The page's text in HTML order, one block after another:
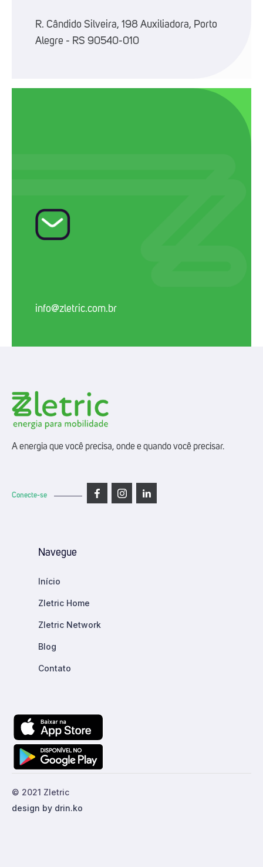
R. Cândido Silveira, 198 Auxiliadora, Porto
Alegre - RS 90540-010
info@zletric.com.br
A energia que você precisa, onde e quando você precisar.
Conecte-se
Navegue
Início
Zletric Home
Zletric Network
Blog
Contato
© 2021 Zletric
design by drin.ko